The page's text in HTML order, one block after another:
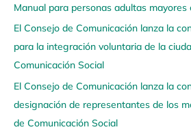
Manual para personas adultas
El Consejo de Comunicación lanza la
para la integración voluntaria de la
Comunicación Social
El Consejo de Comunicación lanza la
designación de representantes de los
de Comunicación Social
e
g
a
a
q
u
í